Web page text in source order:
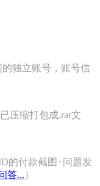
的独立账号，账号信
压缩打包成.rar文
的付款截图+问题发
答...）